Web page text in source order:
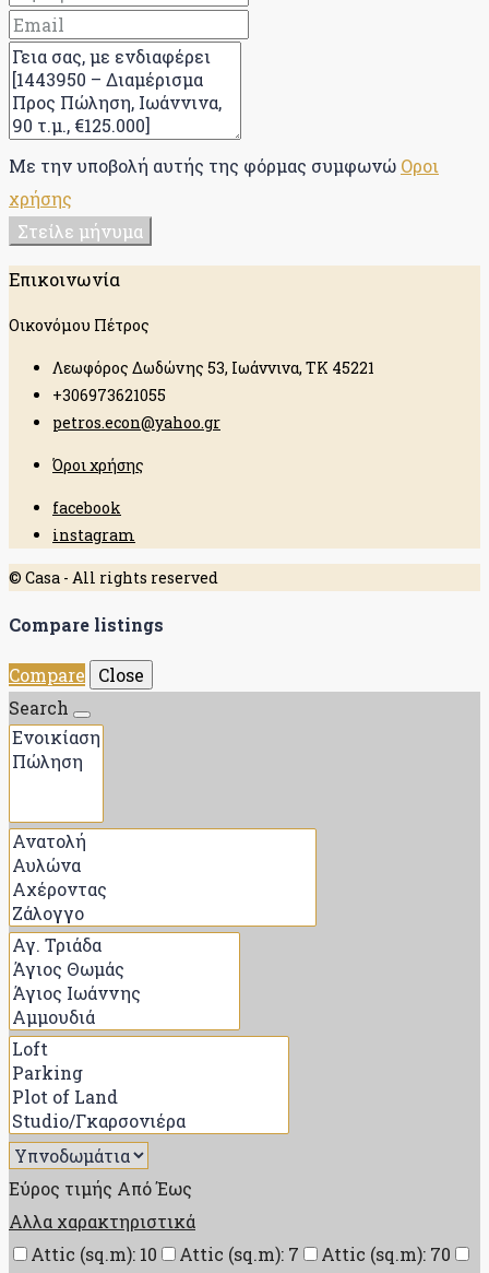
Με την υποβολή αυτής της φόρμας συμφωνώ Οροι
χρήσης
Στείλε μήνυμα
Επικοινωνία
Οικονόμου Πέτρος
Λεωφόρος Δωδώνης 53, Ιωάννινα, ΤΚ 45221
+306973621055
petros.econ@yahoo.gr
Όροι χρήσης
facebook
instagram
© Casa - All rights reserved
Compare listings
Compare
Close
Search
Εύρος τιμής ΑπόΈως
Αλλα χαρακτηριστικά
Attic (sq.m): 10
Attic (sq.m): 7
Attic (sq.m): 70